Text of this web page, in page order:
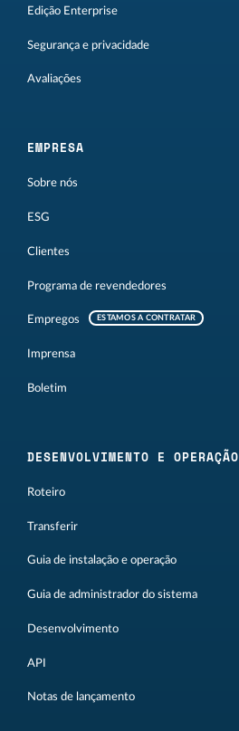
Edição Enterprise
Segurança e privacidade
Avaliações
EMPRESA
Sobre nós
ESG
Clientes
Programa de revendedores
Empregos ESTAMOS A CONTRATAR
Imprensa
Boletim
DESENVOLVIMENTO E OPERAÇÃO
Roteiro
Transferir
Guia de instalação e operação
Guia de administrador do sistema
Desenvolvimento
API
Notas de lançamento